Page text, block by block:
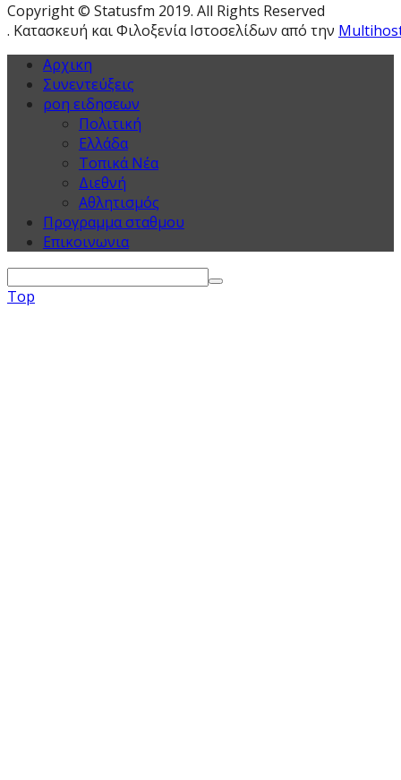
Copyright © Statusfm 2019. All Rights Reserved
. Κατασκευή και Φιλοξενία Ιστοσελίδων από την
Αρχικη
Συνεντεύξεις
ροη ειδησεων
Πολιτική
Ελλάδα
Τοπικά Νέα
Διεθνή
Αθλητισμός
Προγραμμα σταθμου
Επικοινωνια
Top